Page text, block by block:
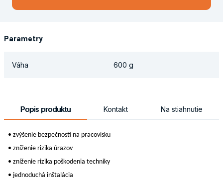
Parametry
Váha 600 g
Popis produktu Kontakt Na stiahnutie
• zvýšenie bezpečnosti na pracovisku
• zníženie rizika úrazov
• zníženie rizika poškodenia techniky
• jednoduchá inštalácia